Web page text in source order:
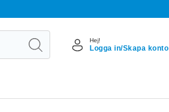
Hej!
Logga in/Skapa konto